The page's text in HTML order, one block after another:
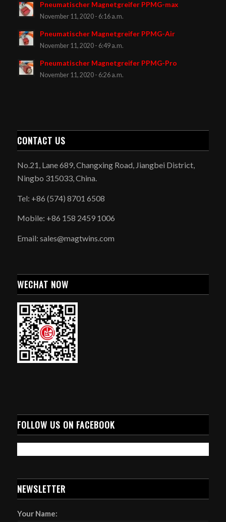
Pneumatischer Magnetgreifer PPMG-max
November 11, 2020 - 6:16 a.m.
Pneumatischer Magnetgreifer PPMG-Air
November 11, 2020 - 6:49 a.m.
Pneumatischer Magnetgreifer PPMG-Pro
November 11, 2020 - 6:26 a.m.
CONTACT US
No.21, Lane 689, Changxing Road, Jiangbei District,
Ningbo 315033, China.
Tel: +86 (574) 8701 6508
Mobile: +86 158 2459 1006
Email: sales@magtwins.com
WECHAT NOW
FOLLOW US ON FACEBOOK
NEWSLETTER
Your Name: